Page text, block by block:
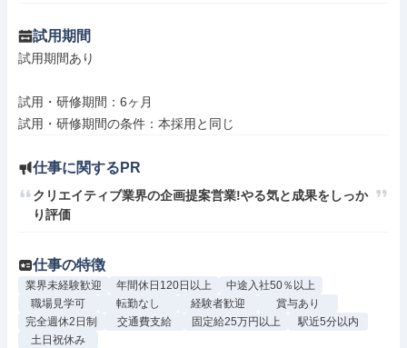
試用期間
試用期間あり
試用・研修期間：6ヶ月
仕事に関するPR
クリエイティブ業界の企画提案営業!やる気と成果をしっか
り評価
仕事の特徴
業界未経験歓迎 年間休日120日以上
中途入社50％以上
職場見学可
転勤なし 経験者歓迎
賞与あり
完全週休2日制
交通費支給 固定給25万円以上
駅近5分以内
土日祝休み